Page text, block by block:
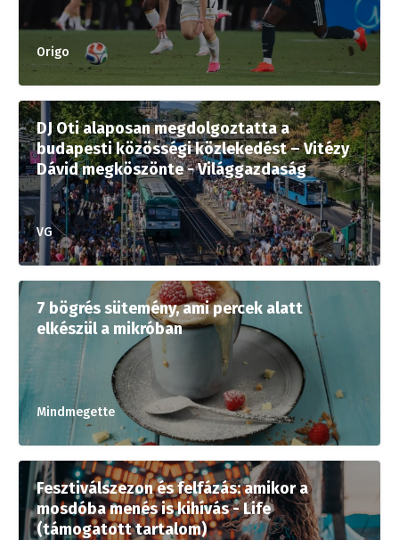
Origo
DJ Oti alaposan megdolgoztatta a
budapesti közösségi közlekedést – Vitézy
Dávid megköszönte - Világgazdaság
VG
7 bögrés sütemény, ami percek alatt
elkészül a mikróban
Mindmegette
Fesztiválszezon és felfázás: amikor a
mosdóba menés is kihívás - Life
(támogatott tartalom)